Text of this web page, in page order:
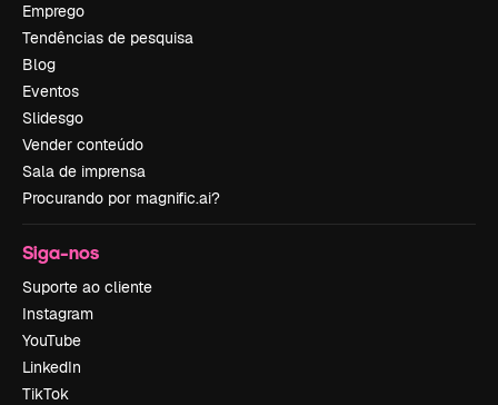
Emprego
Tendências de pesquisa
Blog
Eventos
Slidesgo
Vender conteúdo
Sala de imprensa
Procurando por magnific.ai?
Siga-nos
Suporte ao cliente
Instagram
YouTube
LinkedIn
TikTok